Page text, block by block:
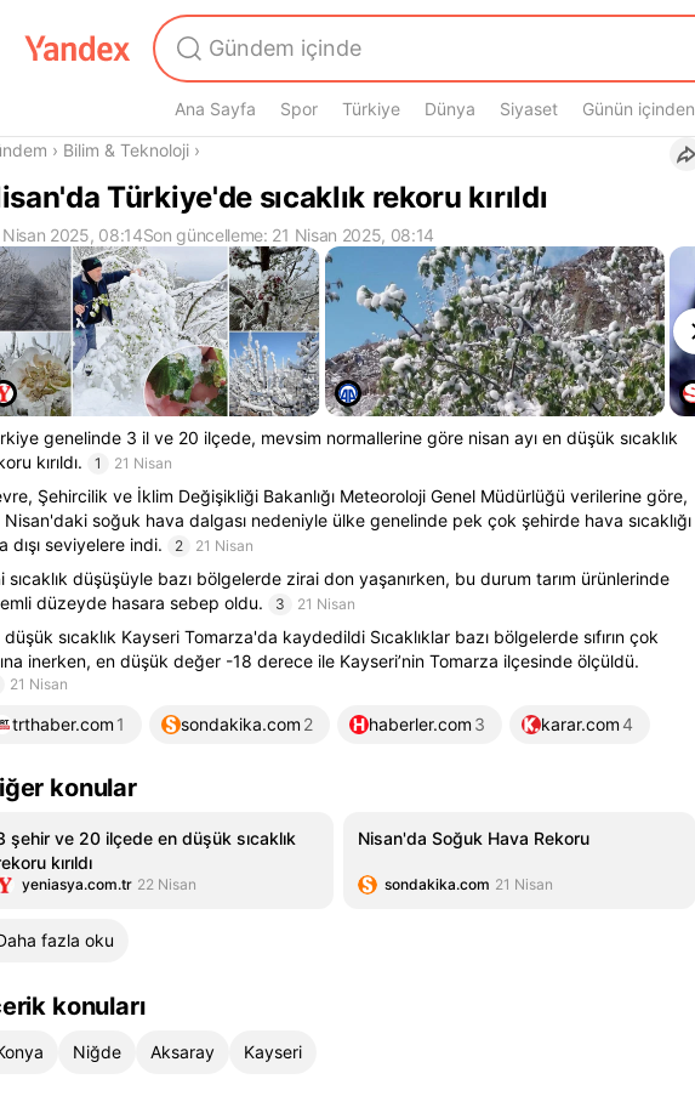
Ana Sayfa Spor Türkiye Dünya Siyaset Günün içinden
› Bilim & Teknoloji ›
Türkiye'de sıcaklık rekoru kırıldı
Nisan 2025, 08:14Son güncelleme: 21 Nisan 2025, 08:14
genelinde 3 il ve 20 ilçede, mevsim normallerine göre nisan ayı en düşük sıcaklık
kırıldı.
1 21 Nisan
Şehircilik ve İklim Değişikliği Bakanlığı Meteoroloji Genel Müdürlüğü verilerine göre,
Nisan'daki soğuk hava dalgası nedeniyle ülke genelinde pek çok şehirde hava sıcaklığı
dışı seviyelere indi.
2 21 Nisan
sıcaklık düşüşüyle bazı bölgelerde zirai don yaşanırken, bu durum tarım ürünlerinde
düzeyde hasara sebep oldu.
3 21 Nisan
düşük sıcaklık Kayseri Tomarza'da kaydedildi Sıcaklıklar bazı bölgelerde sıfırın çok
inerken, en düşük değer -18 derece ile Kayseri’nin Tomarza ilçesinde ölçüldü.
21 Nisan
trthaber.com 1 sondakika.com 2 haberler.com 3 karar.com4
konular
şehir ve 20 ilçede en düşük sıcaklık
kırıldı
yeniasya.com.tr 22 Nisan
Nisan'da Soğuk Hava Rekoru
sondakika.com 21 Nisan
fazla oku
konuları
Niğde Aksaray Kayseri